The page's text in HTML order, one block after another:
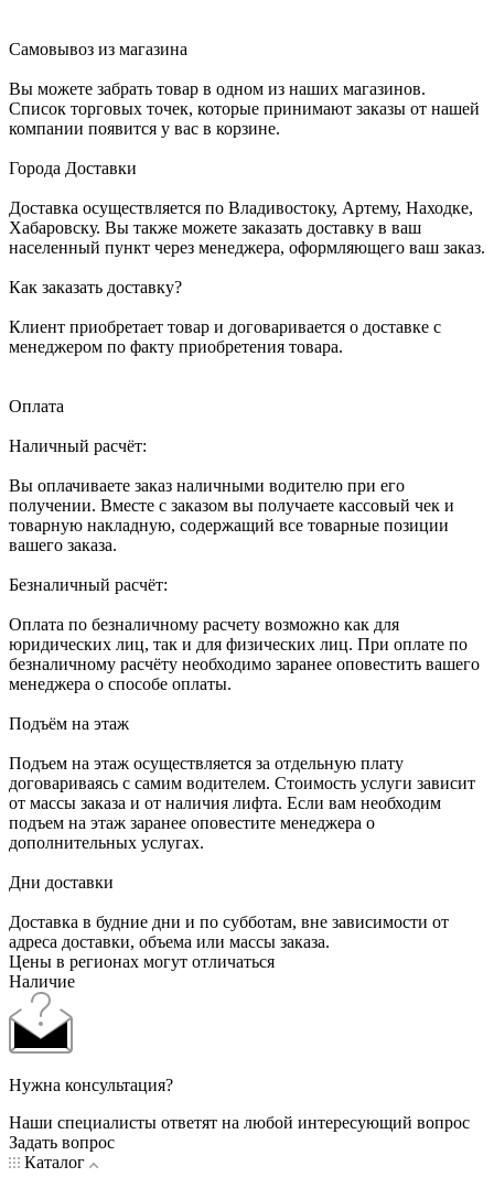
Самовывоз из магазина
Вы можете забрать товар в одном из наших магазинов.
Список торговых точек, которые принимают заказы от нашей
компании появится у вас в корзине.
Города Доставки
Доставка осуществляется по Владивостоку, Артему, Находке,
Хабаровску. Вы также можете заказать доставку в ваш
населенный пункт через менеджера, оформляющего ваш заказ.
Как заказать доставку?
Клиент приобретает товар и договаривается о доставке с
менеджером по факту приобретения товара.
Оплата
Наличный расчёт:
Вы оплачиваете заказ наличными водителю при его
получении. Вместе с заказом вы получаете кассовый чек и
товарную накладную, содержащий все товарные позиции
вашего заказа.
Безналичный расчёт:
Оплата по безналичному расчету возможно как для
юридических лиц, так и для физических лиц. При оплате по
безналичному расчёту необходимо заранее оповестить вашего
менеджера о способе оплаты.
Подъём на этаж
Подъем на этаж осуществляется за отдельную плату
договариваясь с самим водителем. Стоимость услуги зависит
от массы заказа и от наличия лифта. Если вам необходим
подъем на этаж заранее оповестите менеджера о
дополнительных услугах.
Дни доставки
Доставка в будние дни и по субботам, вне зависимости от
адреса доставки, объема или массы заказа.
Цены в регионах могут отличаться
Наличие
Нужна консультация?
Наши специалисты ответят на любой интересующий вопрос
Задать вопрос
Каталог